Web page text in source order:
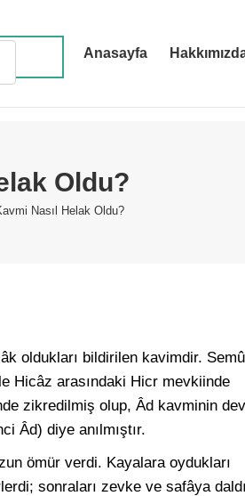
Anasayfa
Oldu?
Nasıl Helak Oldu?
oldukları bildirilen kavimdir.
Hicâz arasındaki Hicr mevkiinde
zikredilmiş olup, Âd kavminin
Âd) diye anılmıştır.
ömür verdi. Kayalara oydukları
sonraları zevke ve safâya